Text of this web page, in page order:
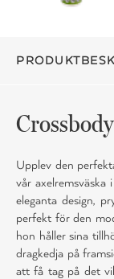
Crossbody
Upplev den
vår axelremsväska
eleganta design,
perfekt för den
hon håller sina
dragkedja på
att få tag på det